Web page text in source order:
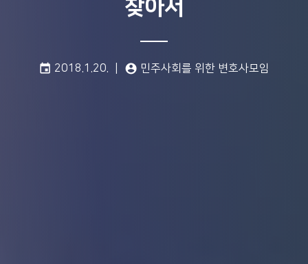
찾아서
event 게시일:
2018.1.20. account_circle 글쓴이:
민주사회를 위한 변호사모임